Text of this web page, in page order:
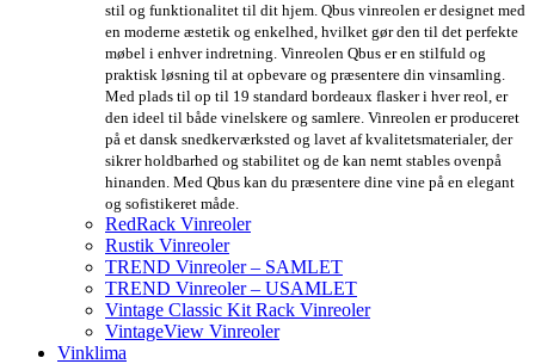
stil og funktionalitet til dit hjem. Qbus vinreolen er designet med
en moderne æstetik og enkelhed, hvilket gør den til det perfekte
møbel i enhver indretning. Vinreolen Qbus er en stilfuld og
praktisk løsning til at opbevare og præsentere din vinsamling.
Med plads til op til 19 standard bordeaux flasker i hver reol, er
den ideel til både vinelskere og samlere. Vinreolen er produceret
på et dansk snedkerværksted og lavet af kvalitetsmaterialer, der
sikrer holdbarhed og stabilitet og de kan nemt stables ovenpå
hinanden. Med Qbus kan du præsentere dine vine på en elegant
og sofistikeret måde.
RedRack Vinreoler
Rustik Vinreoler
TREND Vinreoler – SAMLET
TREND Vinreoler – USAMLET
Vintage Classic Kit Rack Vinreoler
VintageView Vinreoler
Vinklima